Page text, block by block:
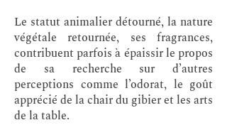
Le statut animalier détourné, la nature
végétale retournée, ses fragrances,
contribuent parfois à épaissir le propos
de sa recherche sur d’autres
perceptions comme l’odorat, le goût
apprécié de la chair du gibier et les arts
de la table.